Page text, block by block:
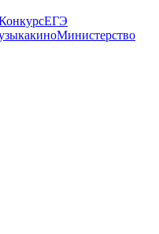
ЕГЭ
киноМинистерство